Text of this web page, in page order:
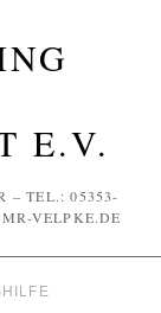
E.V.
– TEL.: 05353-
VELPKE.DE